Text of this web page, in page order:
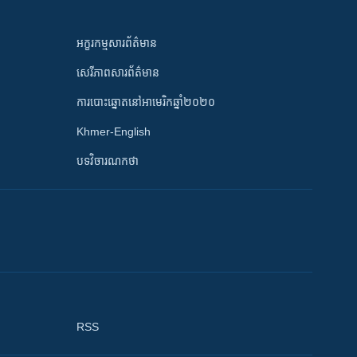
អក្ខរកម្មសារព័ត៌មាន
សេរីភាពសារព័ត៌មាន
ការបោះឆ្នោតនៅអាមេរិកឆ្នាំ២០២០
Khmer-English
បទវិចារណកថា
RSS